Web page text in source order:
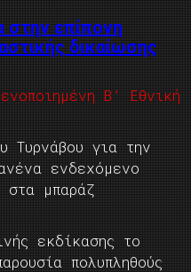
στην επίπονη
δικαίωσης
Β’ Εθνική
Τυρνάβου για την
ενδεχόμενο
στα μπαράζ
εκδίκασης το
πολυπληθούς